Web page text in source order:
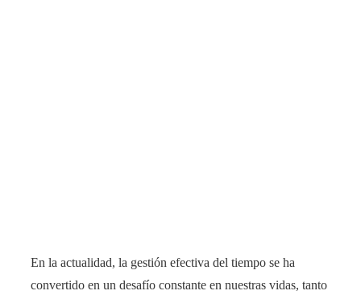
En la actualidad, la gestión efectiva del tiempo se ha
convertido en un desafío constante en nuestras vidas, tanto